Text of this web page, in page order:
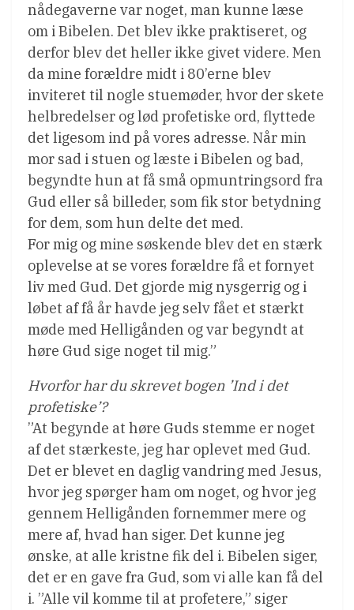
nådegaverne var noget, man kunne læse
om i Bibelen. Det blev ikke praktiseret, og
derfor blev det heller ikke givet videre. Men
da mine forældre midt i 80’erne blev
inviteret til nogle stuemøder, hvor der skete
helbredelser og lød profetiske ord, flyttede
det ligesom ind på vores adresse. Når min
mor sad i stuen og læste i Bibelen og bad,
begyndte hun at få små opmuntringsord fra
Gud eller så billeder, som fik stor betydning
for dem, som hun delte det med.
For mig og mine søskende blev det en stærk
oplevelse at se vores forældre få et fornyet
liv med Gud. Det gjorde mig nysgerrig og i
løbet af få år havde jeg selv fået et stærkt
møde med Helligånden og var begyndt at
høre Gud sige noget til mig.”
Hvorfor har du skrevet bogen ’Ind i det
profetiske’?
”At begynde at høre Guds stemme er noget
af det stærkeste, jeg har oplevet med Gud.
Det er blevet en daglig vandring med Jesus,
hvor jeg spørger ham om noget, og hvor jeg
gennem Helligånden fornemmer mere og
mere af, hvad han siger. Det kunne jeg
ønske, at alle kristne fik del i. Bibelen siger,
det er en gave fra Gud, som vi alle kan få del
i. ”Alle vil komme til at profetere,” siger